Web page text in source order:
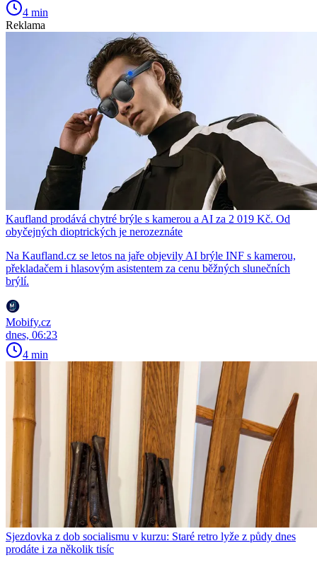
4 min
Reklama
Kaufland prodává chytré brýle s kamerou a AI za 2 019 Kč. Od
obyčejných dioptrických je nerozeznáte
Na Kaufland.cz se letos na jaře objevily AI brýle INF s kamerou,
překladačem i hlasovým asistentem za cenu běžných slunečních
brýlí.
Mobify.cz
dnes, 06:23
4 min
Sjezdovka z dob socialismu v kurzu: Staré retro lyže z půdy dnes
prodáte i za několik tisíc